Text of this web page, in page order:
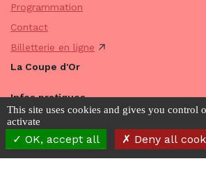
Programmation
Contact
Billetterie en ligne
La Coupe d'Or
Infos pratiques
Avec vous
This site uses cookies and gives you control
activate
OK, accept all Deny all